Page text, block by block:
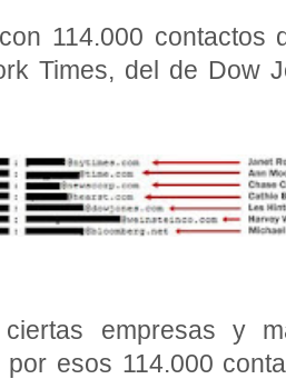
114.000 contactos
Times, del de Dow
empresas y
por esos 114.000